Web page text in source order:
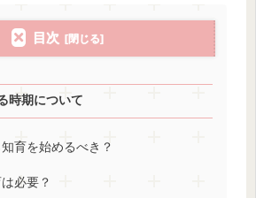
目次
時期について
育を始めるべき？
必要？